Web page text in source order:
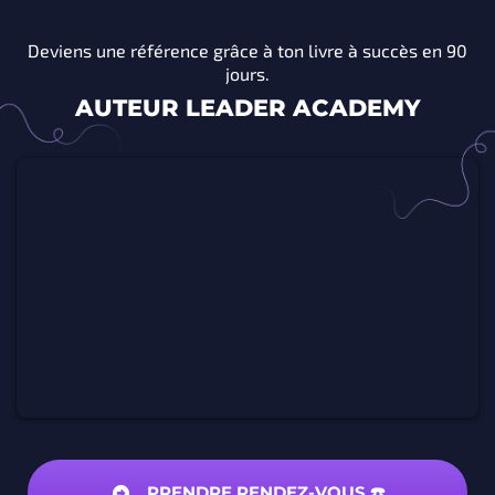
Deviens une référence grâce à ton livre à succès en 90
jours.
AUTEUR LEADER ACADEMY